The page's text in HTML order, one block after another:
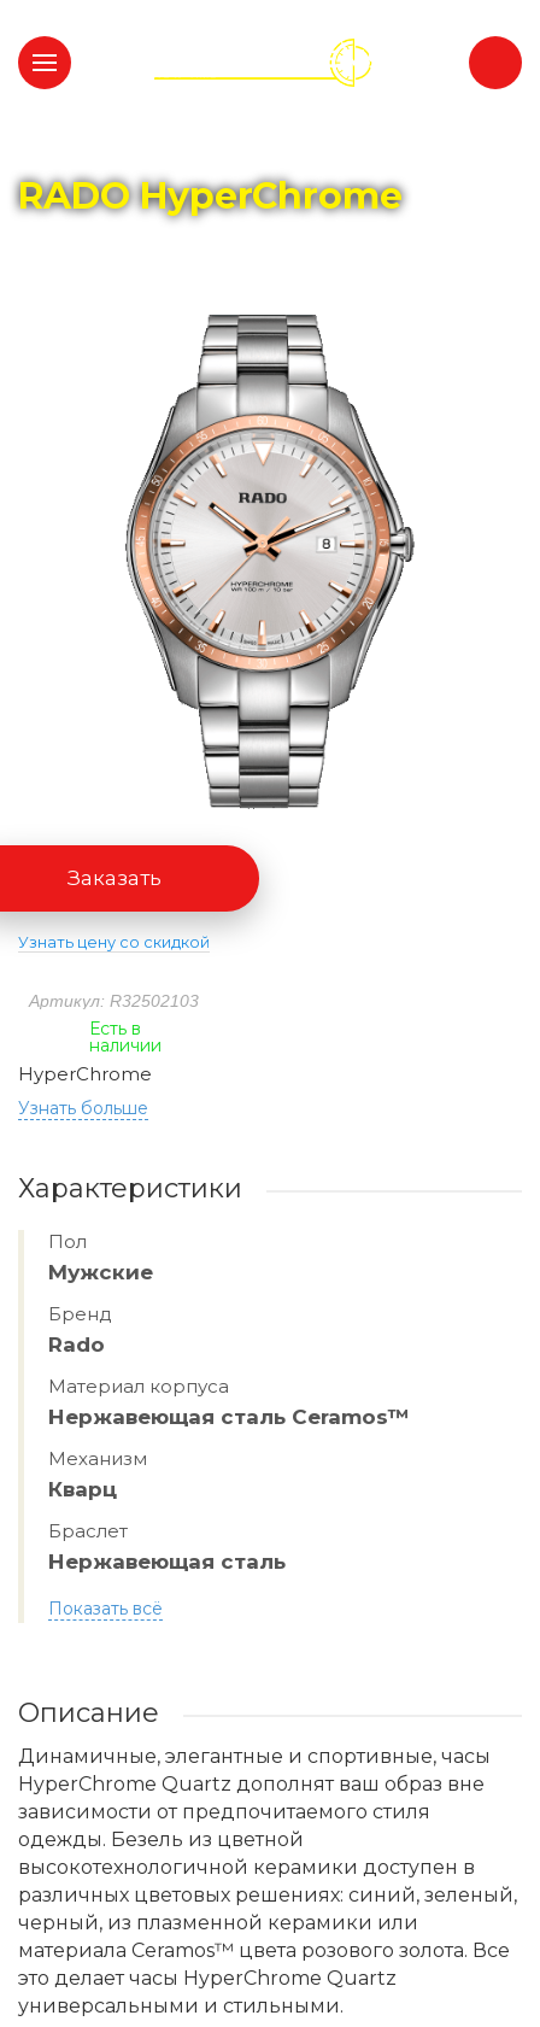
RADO HyperChrome
Артикул: R32502103
Есть в
наличии
HyperChrome
Узнать больше
Заказать
Узнать цену со скидкой
Характеристики
Пол
Мужские
Бренд
Rado
Материал корпуса
Нержавеющая сталь Ceramos™
Механизм
Кварц
Браслет
Нержавеющая сталь
Показать всё
Описание
Динамичные, элегантные и спортивные, часы
HyperChrome Quartz дополнят ваш образ вне
зависимости от предпочитаемого стиля
одежды. Безель из цветной
высокотехнологичной керамики доступен в
различных цветовых решениях: синий, зеленый,
черный, из плазменной керамики или
материала Ceramos™ цвета розового золота. Все
это делает часы HyperChrome Quartz
универсальными и стильными.